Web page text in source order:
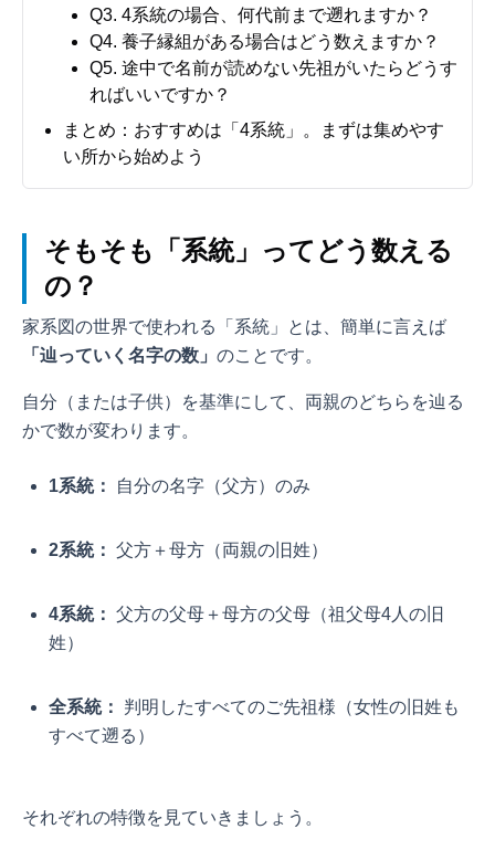
Q3. 4系統の場合、何代前まで遡れますか？
Q4. 養子縁組がある場合はどう数えますか？
Q5. 途中で名前が読めない先祖がいたらどうす
ればいいですか？
まとめ：おすすめは「4系統」。まずは集めやす
い所から始めよう
そもそも「系統」ってどう数える
の？
家系図の世界で使われる「系統」とは、簡単に言えば
「辿っていく名字の数」 のことです。
自分（または子供）を基準にして、両親のどちらを辿る
かで数が変わります。
1系統： 自分の名字（父方）のみ
2系統： 父方＋母方（両親の旧姓）
4系統： 父方の父母＋母方の父母（祖父母4人の旧
姓）
全系統：
判明したすべてのご先祖様（女性の旧姓も
すべて遡る）
それぞれの特徴を見ていきましょう。